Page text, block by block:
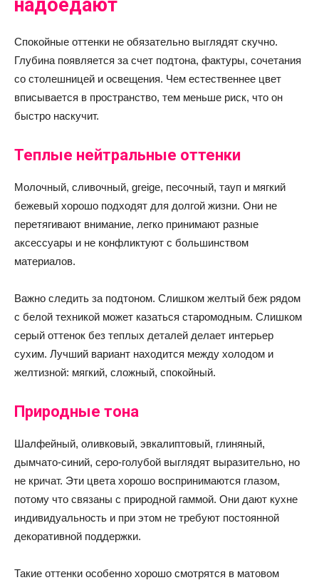
надоедают
Спокойные оттенки не обязательно выглядят скучно.
Глубина появляется за счет подтона, фактуры, сочетания
со столешницей и освещения. Чем естественнее цвет
вписывается в пространство, тем меньше риск, что он
быстро наскучит.
Теплые нейтральные оттенки
Молочный, сливочный, greige, песочный, тауп и мягкий
бежевый хорошо подходят для долгой жизни. Они не
перетягивают внимание, легко принимают разные
аксессуары и не конфликтуют с большинством
материалов.
Важно следить за подтоном. Слишком желтый беж рядом
с белой техникой может казаться старомодным. Слишком
серый оттенок без теплых деталей делает интерьер
сухим. Лучший вариант находится между холодом и
желтизной: мягкий, сложный, спокойный.
Природные тона
Шалфейный, оливковый, эвкалиптовый, глиняный,
дымчато-синий, серо-голубой выглядят выразительно, но
не кричат. Эти цвета хорошо воспринимаются глазом,
потому что связаны с природной гаммой. Они дают кухне
индивидуальность и при этом не требуют постоянной
декоративной поддержки.
Такие оттенки особенно хорошо смотрятся в матовом